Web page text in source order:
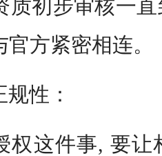
质初步审核一
方紧密相连。
性：
权这件事, 要